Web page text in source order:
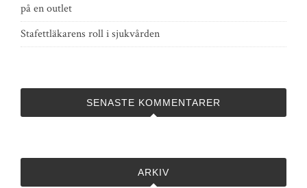
på en outlet
Stafettläkarens roll i sjukvården
SENASTE KOMMENTARER
ARKIV